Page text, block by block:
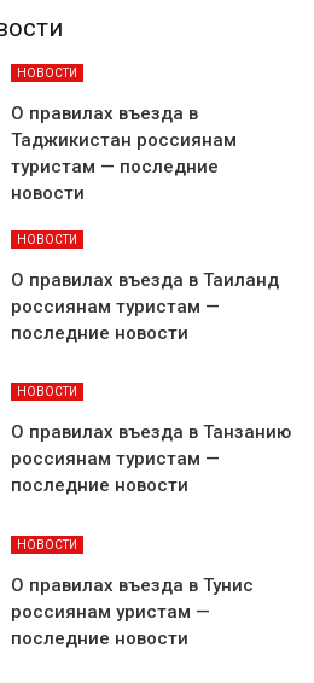
НОВОСТИ
О правилах въезда в
Таджикистан россиянам
туристам — последние
новости
НОВОСТИ
О правилах въезда в Таиланд
россиянам туристам —
последние новости
НОВОСТИ
О правилах въезда в Танзанию
россиянам туристам —
последние новости
НОВОСТИ
О правилах въезда в Тунис
россиянам уристам —
последние новости